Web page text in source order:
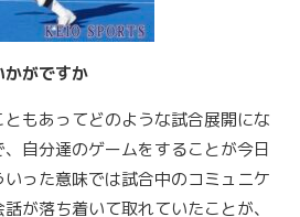
かがですか
もあってどのような試合展開にな
自分達のゲームをすることが今日
った意味では試合中のコミュニケ
が落ち着いて取れていたことが、